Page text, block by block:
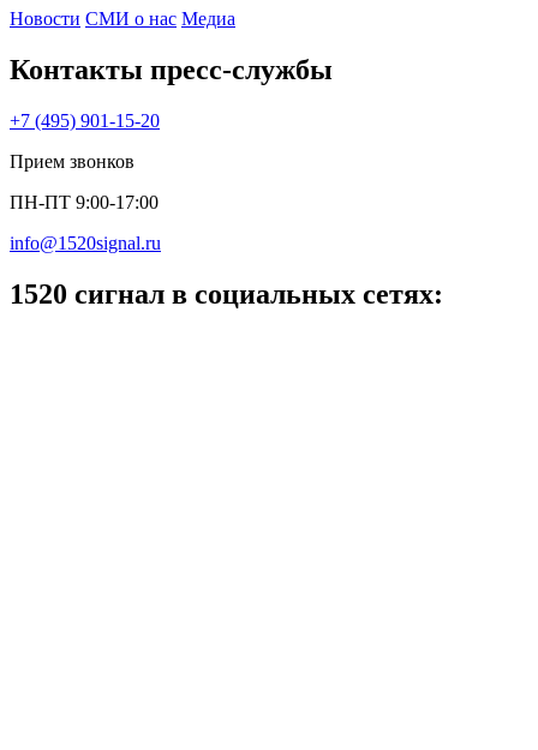
Новости СМИ о нас Медиа
Контакты пресс‑службы
+7 (495) 901-15-20
Прием звонков
ПН-ПТ 9:00-17:00
info@1520signal.ru
1520 сигнал в социальных сетях: